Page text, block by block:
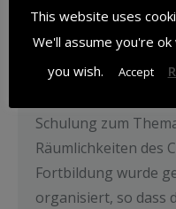
Weiterbildung
Formatioun,News 24.
Im Rahmen der
Schulung zum
Räumlichkeiten des
Fortbildung wurde
organisiert, so dass
This website uses
We'll assume you're
you wish.
Accept